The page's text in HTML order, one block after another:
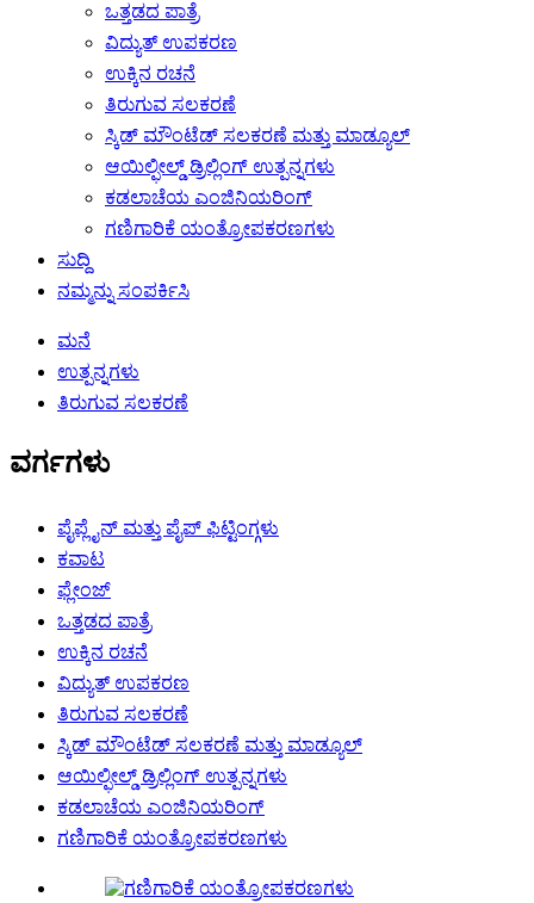
ಒತ್ತಡದ ಪಾತ್ರೆ
ವಿದ್ಯುತ್ ಉಪಕರಣ
ಉಕ್ಕಿನ ರಚನೆ
ತಿರುಗುವ ಸಲಕರಣೆ
ಸ್ಕಿಡ್ ಮೌಂಟೆಡ್ ಸಲಕರಣೆ ಮತ್ತು ಮಾಡ್ಯೂಲ್
ಆಯಿಲ್ಫೀಲ್ಡ್ ಡ್ರಿಲ್ಲಿಂಗ್ ಉತ್ಪನ್ನಗಳು
ಕಡಲಾಚೆಯ ಎಂಜಿನಿಯರಿಂಗ್
ಗಣಿಗಾರಿಕೆ ಯಂತ್ರೋಪಕರಣಗಳು
ಸುದ್ದಿ
ನಮ್ಮನ್ನು ಸಂಪರ್ಕಿಸಿ
ಮನೆ
ಉತ್ಪನ್ನಗಳು
ತಿರುಗುವ ಸಲಕರಣೆ
ವರ್ಗಗಳು
ಪೈಪ್ಲೈನ್ ​​ಮತ್ತು ಪೈಪ್ ಫಿಟ್ಟಿಂಗ್ಗಳು
ಕವಾಟ
ಫ್ಲೇಂಜ್
ಒತ್ತಡದ ಪಾತ್ರೆ
ಉಕ್ಕಿನ ರಚನೆ
ವಿದ್ಯುತ್ ಉಪಕರಣ
ತಿರುಗುವ ಸಲಕರಣೆ
ಸ್ಕಿಡ್ ಮೌಂಟೆಡ್ ಸಲಕರಣೆ ಮತ್ತು ಮಾಡ್ಯೂಲ್
ಆಯಿಲ್ಫೀಲ್ಡ್ ಡ್ರಿಲ್ಲಿಂಗ್ ಉತ್ಪನ್ನಗಳು
ಕಡಲಾಚೆಯ ಎಂಜಿನಿಯರಿಂಗ್
ಗಣಿಗಾರಿಕೆ ಯಂತ್ರೋಪಕರಣಗಳು